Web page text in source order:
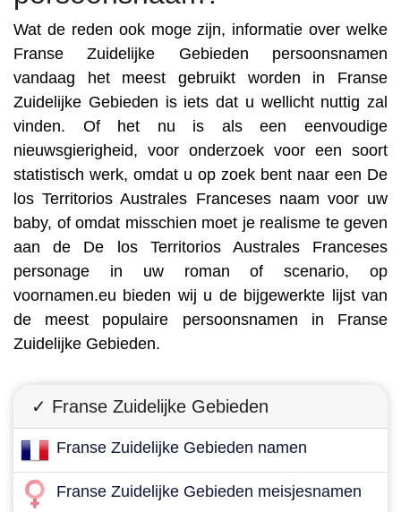
Wat de reden ook moge zijn, informatie over welke
Franse Zuidelijke Gebieden persoonsnamen
vandaag het meest gebruikt worden in Franse
Zuidelijke Gebieden is iets dat u wellicht nuttig zal
vinden. Of het nu is als een eenvoudige
nieuwsgierigheid, voor onderzoek voor een soort
statistisch werk, omdat u op zoek bent naar een De
los Territorios Australes Franceses naam voor uw
baby, of omdat misschien moet je realisme te geven
aan de De los Territorios Australes Franceses
personage in uw roman of scenario, op
voornamen.eu bieden wij u de bijgewerkte lijst van
de meest populaire persoonsnamen in Franse
Zuidelijke Gebieden.
✓ Franse Zuidelijke Gebieden
Franse Zuidelijke Gebieden namen
Franse Zuidelijke Gebieden meisjesnamen